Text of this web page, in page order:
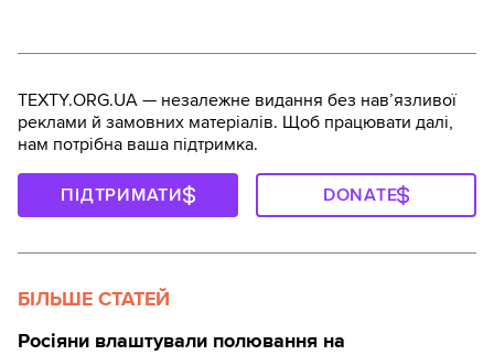
TEXTY.ORG.UA — незалежне видання без навʼязливої
реклами й замовних матеріалів. Щоб працювати далі,
нам потрібна ваша підтримка.
ПІДТРИМАТИ DONATE
БІЛЬШЕ СТАТЕЙ
Росіяни влаштували полювання на